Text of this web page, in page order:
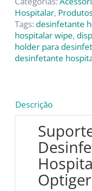
Hospitalar,
Tags: desinfetante
hospitalar wipe,
holder para
desinfetante
Descrição